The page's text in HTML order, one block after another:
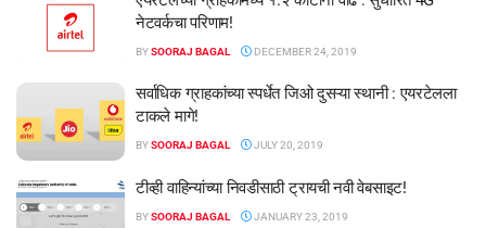
नेटवर्कचा परिणाम!
BYSOORAJ BAGAL DECEMBER 24, 2019
सर्वाधिक ग्राहकांच्या स्पर्धेत जिओ दुसऱ्या स्थानी : एयरटेलला
टाकले मागे!
BYSOORAJ BAGAL JULY 20, 2019
टीव्ही वाहिन्यांच्या निवडीसाठी ट्रायची नवी वेबसाइट!
BYSOORAJ BAGAL JANUARY 23, 2019